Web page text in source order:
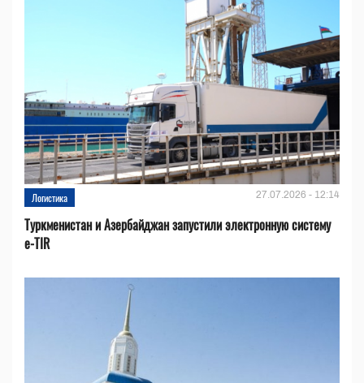
Логистика 27.07.2026 - 12:14
Туркменистан и Азербайджан запустили электронную систему
e-TIR